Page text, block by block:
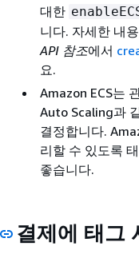
대한
니다. 자세한 내
API 참조에서
요.
Amazon ECS는
Auto Scaling과
결정합니다.
리할 수 있도록
좋습니다.
결제에 태그